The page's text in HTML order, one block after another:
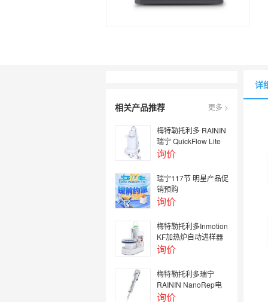
相关产品推荐 更多 >
梅特勒托利多 RAININ
瑞宁 QuickFlow Lite
真空吸液系统
询价
瑞宁117节 明星产品促
销预购
询价
梅特勒托利多Inmotion
KF加热炉自动进样器
询价
梅特勒托利多瑞宁
RAININ NanoRep电
动连续分液器免费试用
询价
详